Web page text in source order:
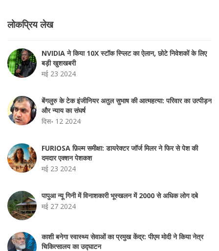
लोकप्रिय लेख
NVIDIA ने किया 10X स्टॉक स्प्लिट का ऐलान, छोटे निवेशकों के लिए
बड़ी खुशखबरी
मई 23 2024
बेंगलुरु के टेक इंजीनियर अतुल सुभाष की आत्महत्या: परिवार का उत्पीड़न
और न्याय का संघर्ष
दिस॰ 12 2024
FURIOSA फ़िल्म समीक्षा: डायरेक्टर जॉर्ज मिलर ने फिर से पेश की
दमदार एक्शन पेशकश
मई 23 2024
पापुआ न्यू गिनी में विनाशकारी भूस्खलन में 2000 से अधिक लोग दबे
मई 27 2024
काशी बनेगा स्वास्थ्य सेवाओं का प्रमुख केंद्र: पीएम मोदी ने किया नेत्र
चिकित्सालय का उद्घाटन